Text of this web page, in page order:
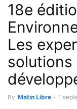
18e
Les
solutions
By Matin Libre - 1